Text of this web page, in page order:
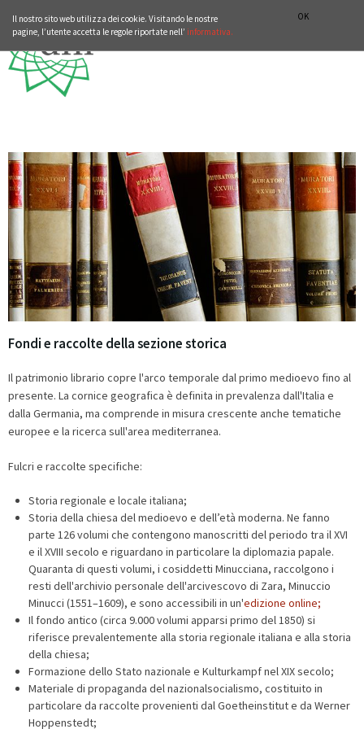
OK
Il nostro sito web utilizza dei cookie. Visitando le nostre
pagine, l’utente accetta le regole riportate nell’ informativa.
Fondi e raccolte della sezione storica
Il patrimonio librario copre l'arco temporale dal primo medioevo fino al
presente. La cornice geografica è definita in prevalenza dall'Italia e
dalla Germania, ma comprende in misura crescente anche tematiche
europee e la ricerca sull'area mediterranea.
Fulcri e raccolte specifiche:
Storia regionale e locale italiana;
Storia della chiesa del medioevo e dell’età moderna. Ne fanno
parte 126 volumi che contengono manoscritti del periodo tra il XVI
e il XVIII secolo e riguardano in particolare la diplomazia papale.
Quaranta di questi volumi, i cosiddetti Minucciana, raccolgono i
resti dell'archivio personale dell'arcivescovo di Zara, Minuccio
Minucci (1551–1609), e sono accessibili in un'edizione online;
Il fondo antico (circa 9.000 volumi apparsi primo del 1850) si
riferisce prevalentemente alla storia regionale italiana e alla storia
della chiesa;
Formazione dello Stato nazionale e Kulturkampf nel XIX secolo;
Materiale di propaganda del nazionalsocialismo, costituito in
particolare da raccolte provenienti dal Goetheinstitut e da Werner
Hoppenstedt;